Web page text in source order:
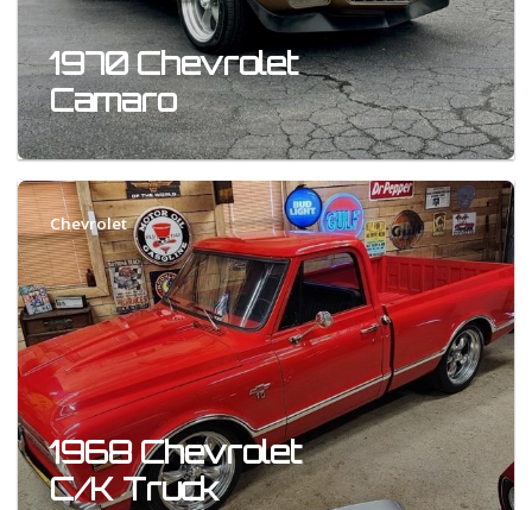
1970 Chevrolet
Camaro
Chevrolet
1968 Chevrolet
C/K Truck